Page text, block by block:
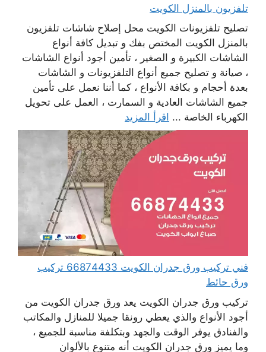
تلفزيون بالمنزل الكويت
تصليح تلفزيونات الكويت محل إصلاح شاشات تلفزيون
بالمنزل الكويت المختص بفك و تبديل كافة أنواع
الشاشات الكبيرة و الصغير ، تأمين أجود أنواع الشاشات
، صيانة و تصليح جميع أنواع التلفزيونات و الشاشات
بعدة أحجام و بكافة الأنواع ، كما أننا نعمل على تأمين
جميع الشاشات العادية و السمارت ، العمل على تحويل
الكهرباء الخاصة ... اقرأ المزيد
فني تركيب ورق جدران الكويت 66874433 تركيب
ورق حائط
تركيب ورق جدران الكويت يعد ورق جدران الكويت من
أجود الأنواع والذي يعطي رونقا جميلا للمنازل والمكاتب
والفنادق يوفر الوقت والجهد وبتكلفة مناسبة للجميع ،
وما يميز ورق جدران الكويت أنه متنوع بالألوان